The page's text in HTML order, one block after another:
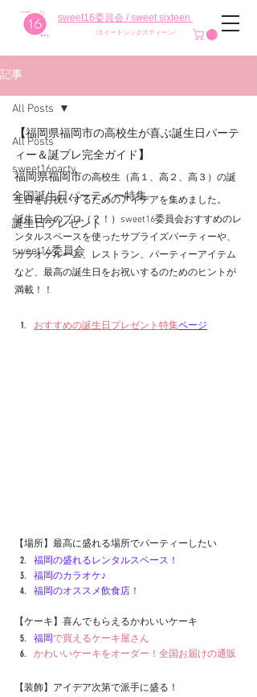
sweet16委員会 / sweet sixteen
(スイートシックスティーン)
記事
All Posts
sweet16party
全国誕生日パーティー特集
誕生日プレゼント
sweet16委員会
All Posts
【福岡県福岡市の高校生が喜ぶ誕生日パーテ
ィー＆誕プレ完全ガイド 】
福岡県福岡市の高校生（高１、高２、高３）の誕
生日をお祝いするためのアイデアを集めました。
誕生日会のプロ（？！）sweet16委員会おすすめのレ
ンタルスペースを使ったサプライズパーティーや、
カラオケルーム、レストラン、パーティーアイテム
など、最高の誕生日をお祝いするのためのヒントが
満載！！
おすすめの誕生日プレゼント特集ページ
【場所】最高に盛れる場所でパーティーしたい
福岡の盛れるレンタルスペース！
福岡のカラオケ♪
福岡のオススメ飲食店！
【ケーキ】喜んでもらえるかわいいケーキ
福岡で買えるケーキ屋さん
かわいいケーキをオーダー！全国お届けの通販
【装飾】アイデア次第で派手に盛る！